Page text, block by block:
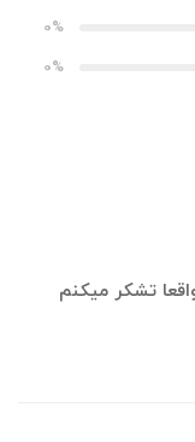
0%
0%
تشکر میکنم